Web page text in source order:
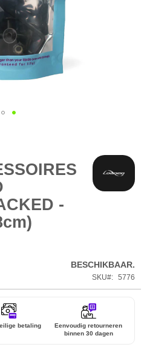
-
BESCHIKBAAR.
SKU 5776
betaling
Eenvoudig retourneren
binnen 30 dagen